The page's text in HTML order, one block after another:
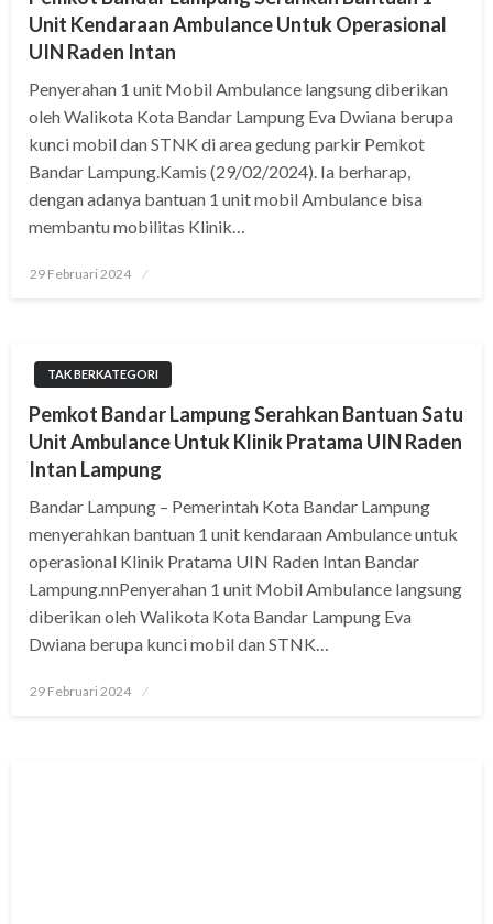
Unit Kendaraan Ambulance Untuk Operasional
UIN Raden Intan
Penyerahan 1 unit Mobil Ambulance langsung diberikan
oleh Walikota Kota Bandar Lampung Eva Dwiana berupa
kunci mobil dan STNK di area gedung parkir Pemkot
Bandar Lampung.Kamis (29/02/2024). Ia berharap,
dengan adanya bantuan 1 unit mobil Ambulance bisa
membantu mobilitas Klinik…
Posted
29 Februari 2024
TAK BERKATEGORI
Pemkot Bandar Lampung Serahkan Bantuan Satu
Unit Ambulance Untuk Klinik Pratama UIN Raden
Intan Lampung
Bandar Lampung – Pemerintah Kota Bandar Lampung
menyerahkan bantuan 1 unit kendaraan Ambulance untuk
operasional Klinik Pratama UIN Raden Intan Bandar
Lampung.nnPenyerahan 1 unit Mobil Ambulance langsung
diberikan oleh Walikota Kota Bandar Lampung Eva
Dwiana berupa kunci mobil dan STNK…
Posted
29 Februari 2024